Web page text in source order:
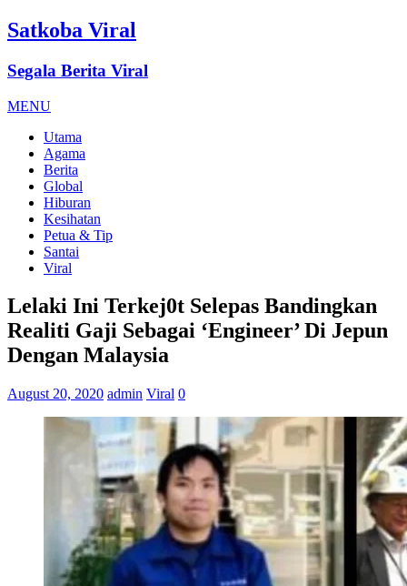
Satkoba Viral
Segala Berita Viral
MENU
Utama
Agama
Berita
Global
Hiburan
Kesihatan
Petua & Tip
Santai
Viral
Lelaki Ini Terkej0t Selepas Bandingkan
Realiti Gaji Sebagai ‘Engineer’ Di Jepun
Dengan Malaysia
August 20, 2020 admin Viral 0